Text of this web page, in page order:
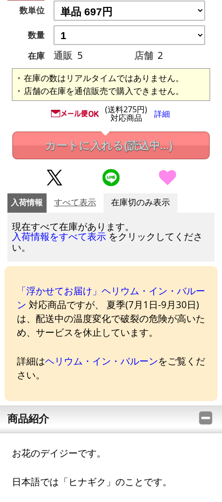
数単位
数量
在庫
通販 5 店舗 2
在庫の数はリアルタイムではありません。
店舗の在庫を通信販売で購入できません。
(送料275円)
対応商品 詳細
カートに入れる(読込中...)
入荷情報 すべて表示 在庫切のみ表示
現在すべて在庫があります。
入荷情報をすべて表示 をクリックしてくださ
い。
「浮かせてお届け」ヘリウム・イン・バルー
ン 対応商品ですが、 夏季(7月1日-9月30日)
は、配送中の温度変化で破裂の危険が高いた
め、サービスを休止しています。
詳細はヘリウム・イン・バルーンをご覧くだ
さい。
商品紹介
お花のデイジーです。
日本語では「ヒナギク」のことです。